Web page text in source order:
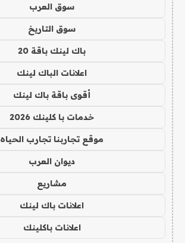
سوق العرب
سوق التاريخ
باك لينك باقة 20
اعلانات الباك لينك
أقوى باقة باك لينك
خدمات با كلينك 2026
موقع تجاربنا تجارب الحياه
ديوان العرب
مشاريع
اعلانات باك لينك
اعلانات باكلينك